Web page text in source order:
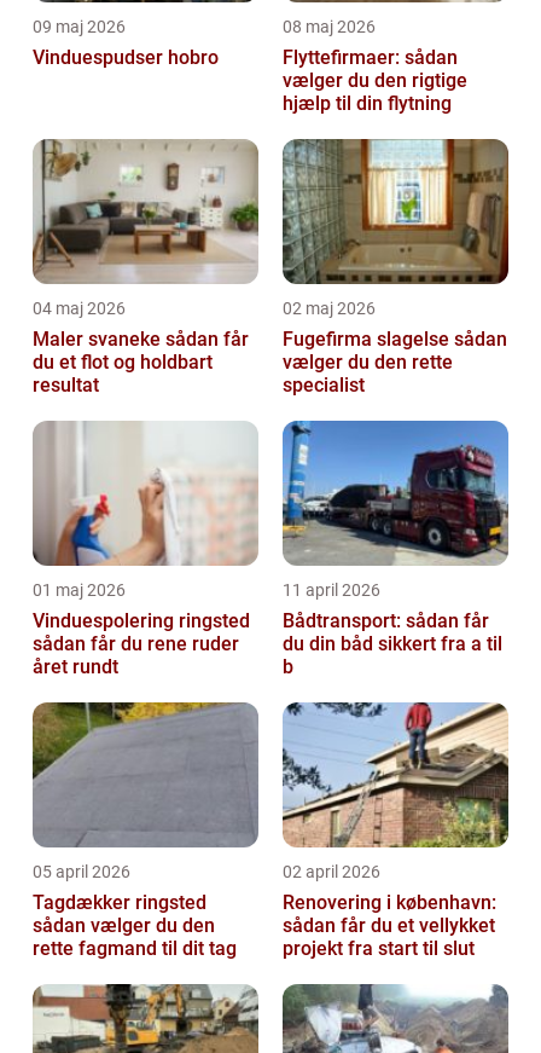
09 maj 2026
Vinduespudser hobro
08 maj 2026
Flyttefirmaer: sådan
vælger du den rigtige
hjælp til din flytning
04 maj 2026
Maler svaneke sådan får
du et flot og holdbart
resultat
02 maj 2026
Fugefirma slagelse sådan
vælger du den rette
specialist
01 maj 2026
Vinduespolering ringsted
sådan får du rene ruder
året rundt
11 april 2026
Bådtransport: sådan får
du din båd sikkert fra a til
b
05 april 2026
Tagdækker ringsted
sådan vælger du den
rette fagmand til dit tag
02 april 2026
Renovering i københavn:
sådan får du et vellykket
projekt fra start til slut